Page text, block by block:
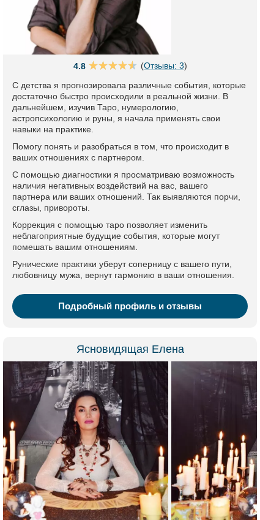
4.8 (Отзывы: 3)
С детства я прогнозировала различные события, которые
достаточно быстро происходили в реальной жизни. В
дальнейшем, изучив Таро, нумерологию,
астропсихологию и руны, я начала применять свои
навыки на практике.
Помогу понять и разобраться в том, что происходит в
ваших отношениях с партнером.
С помощью диагностики я просматриваю возможность
наличия негативных воздействий на вас, вашего
партнера или ваших отношений. Так выявляются порчи,
сглазы, привороты.
Коррекция с помощью таро позволяет изменить
неблагоприятные будущие события, которые могут
помешать вашим отношениям.
Рунические практики уберут соперницу с вашего пути,
любовницу мужа, вернут гармонию в ваши отношения.
Подробный профиль и отзывы
Ясновидящая Елена